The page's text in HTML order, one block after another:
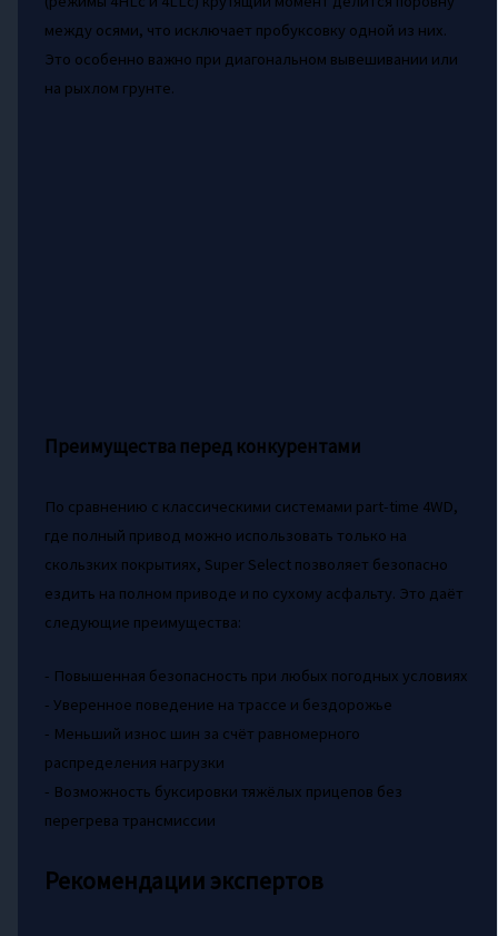
между осями, что исключает пробуксовку одной из них.
Это особенно важно при диагональном вывешивании или
на рыхлом грунте.
Преимущества перед конкурентами
По сравнению с классическими системами part-time 4WD,
где полный привод можно использовать только на
скользких покрытиях, Super Select позволяет безопасно
ездить на полном приводе и по сухому асфальту. Это даёт
следующие преимущества:
- Повышенная безопасность при любых погодных условиях
- Уверенное поведение на трассе и бездорожье
- Меньший износ шин за счёт равномерного
распределения нагрузки
- Возможность буксировки тяжёлых прицепов без
перегрева трансмиссии
Рекомендации экспертов